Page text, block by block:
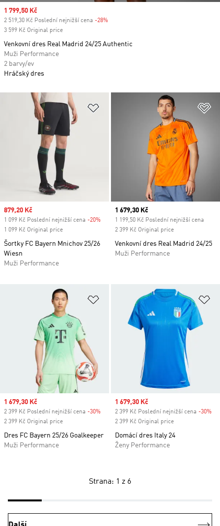
Přidat do seznamu přání
Sale price
879,20 Kč
1 099 Kč Poslední nejnižší cena -20% Discount
1 099 Kč Original price
Šortky FC Bayern Mnichov 25/26
Wiesn
Muži Performance
Current price
1 679,30 Kč
1 199,50 Kč Poslední nejnižší cena
2 399 Kč Original price
Venkovní dres Real Madrid 24/25
Muži Performance
Přidat do seznamu přání
Sale price
1 679,30 Kč
2 399 Kč Poslední nejnižší cena -30% Discount
2 399 Kč Original price
Dres FC Bayern 25/26 Goalkeeper
Muži Performance
Sale price
1 679,30 Kč
2 399 Kč Poslední nejnižší cena -30%
2 399 Kč Original price
Domácí dres Italy 24
Ženy Performance
Sale price
1 799,50 Kč
2 519,30 Kč Poslední nejnižší cena -28%
3 599 Kč Original price
Venkovní dres Real Madrid 24/25 Authentic
Muži Performance
2 barvy/ev
Hráčský dres
Strana: 1 z 6